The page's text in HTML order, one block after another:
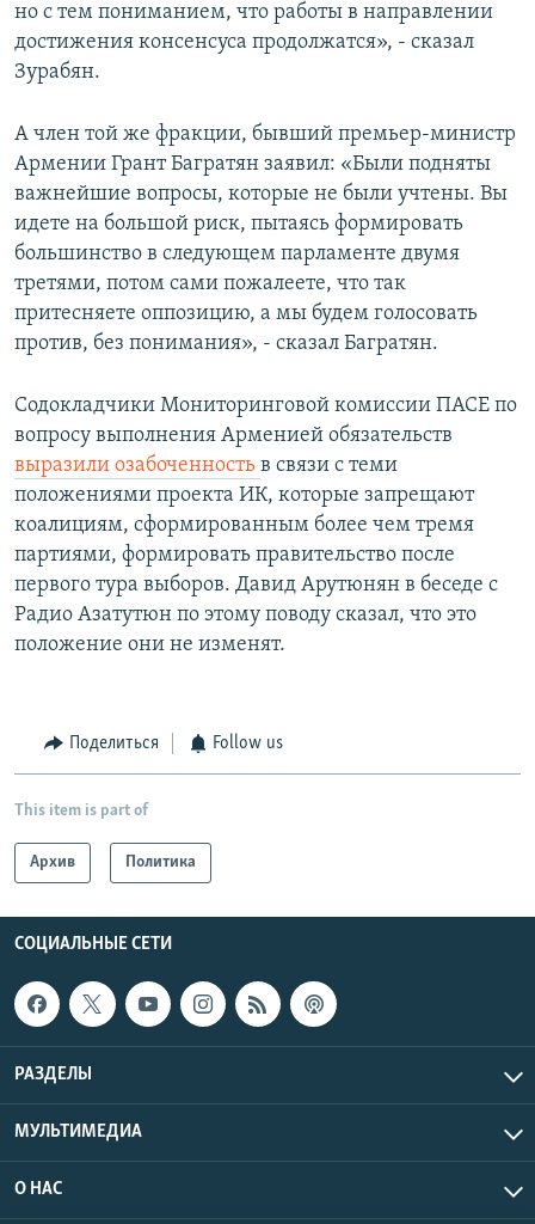
но с тем пониманием, что работы в направлении
достижения консенсуса продолжатся», - сказал
Зурабян.
А член той же фракции, бывший премьер-министр
Армении Грант Багратян заявил: «Были подняты
важнейшие вопросы, которые не были учтены. Вы
идете на большой риск, пытаясь формировать
большинство в следующем парламенте двумя
третями, потом сами пожалеете, что так
притесняете оппозицию, а мы будем голосовать
против, без понимания», - сказал Багратян.
Содокладчики Мониторинговой комиссии ПАСЕ по
вопросу выполнения Арменией обязательств
выразили озабоченность в связи с теми
положениями проекта ИК, которые запрещают
коалициям, сформированным более чем тремя
партиями, формировать правительство после
первого тура выборов. Давид Арутюнян в беседе с
Радио Азатутюн по этому поводу сказал, что это
положение они не изменят.
Поделиться Follow us
This item is part of
Архив Политика
СОЦИАЛЬНЫЕ СЕТИ
РАЗДЕЛЫ
МУЛЬТИМЕДИА
О НАС